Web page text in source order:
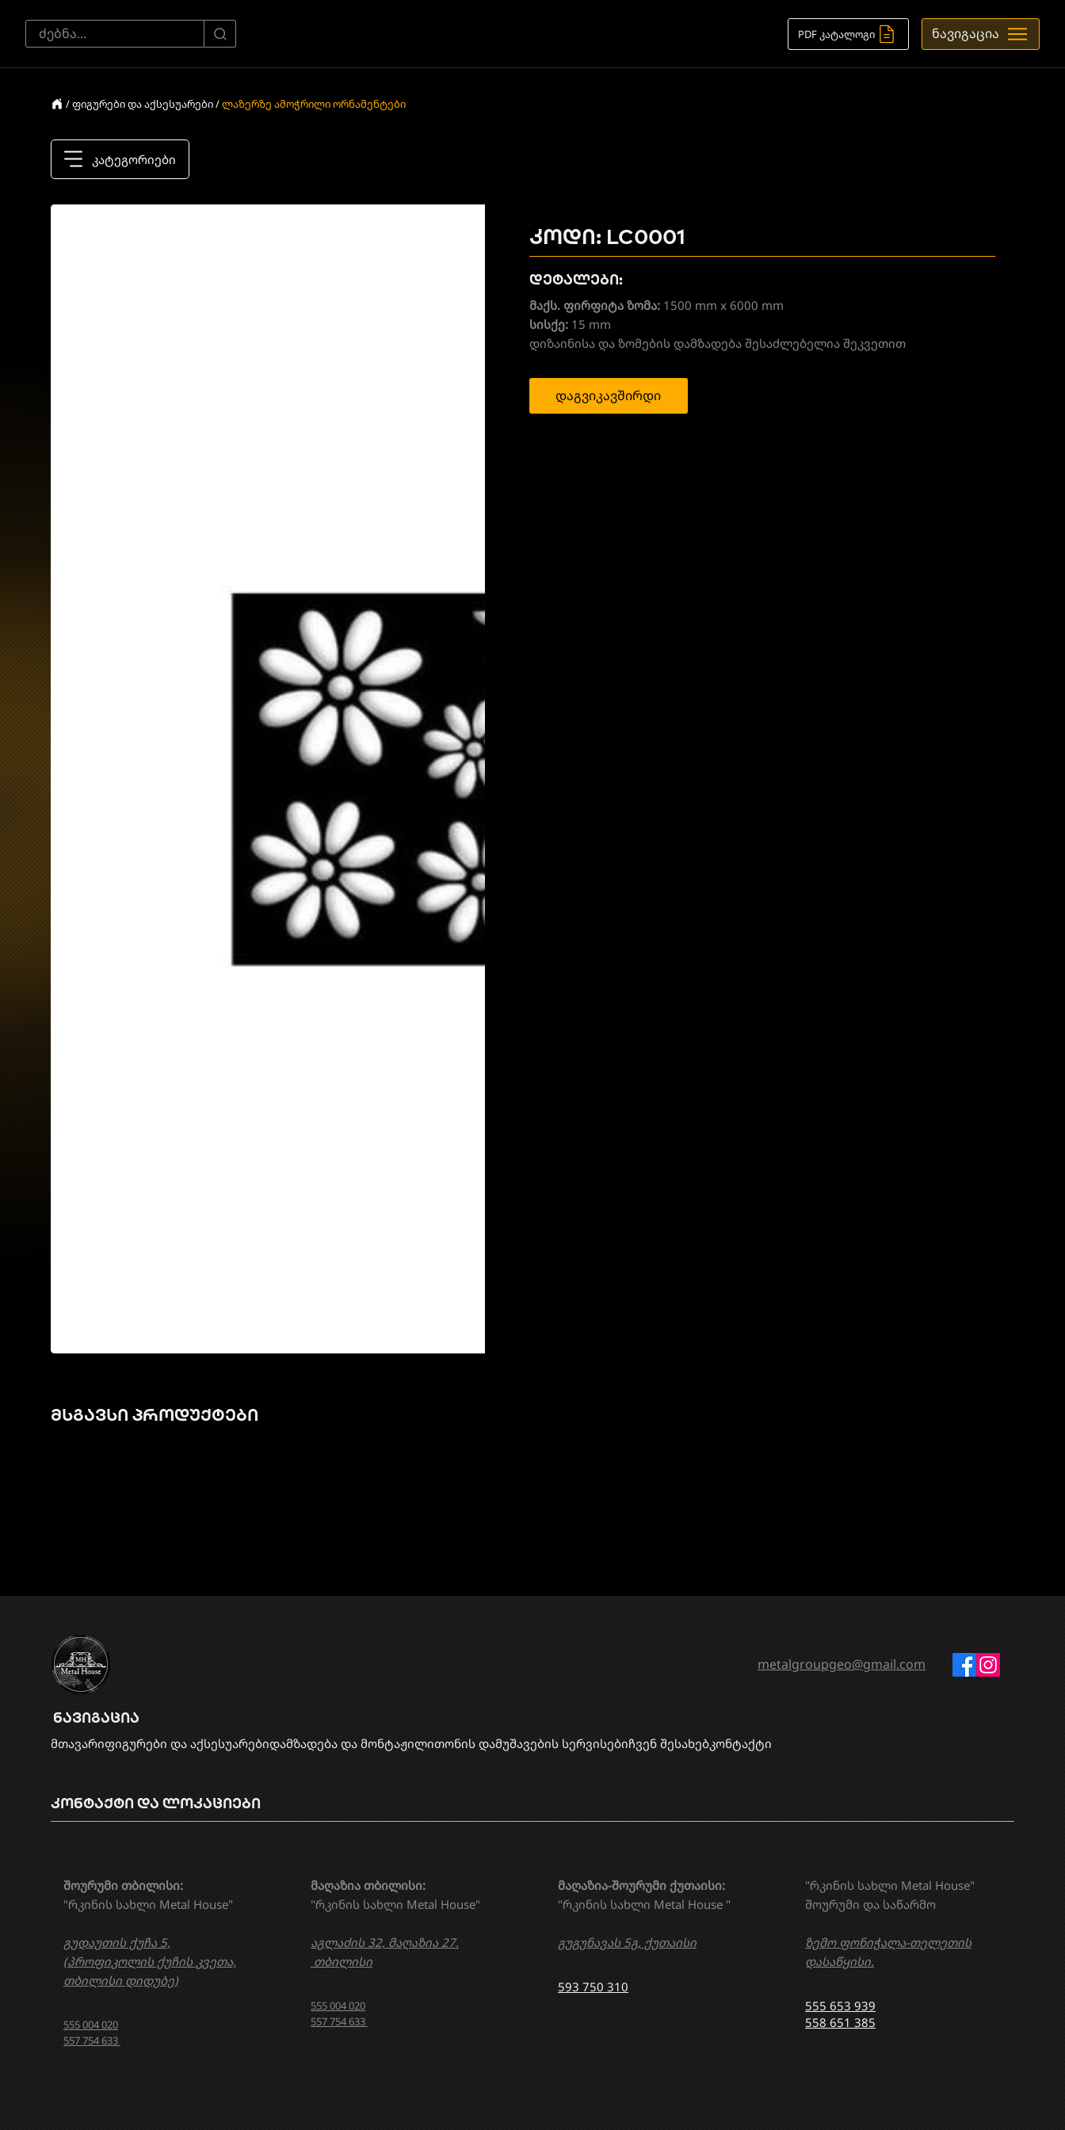
PDF კატალოგი ნავიგაცია
/ ფიგურები და აქსესუარები /ლაზერზე ამოჭრილი ორნამენტები
კატეგორიები
კოდი: LC0001
დეტალები:
მაქს. ფირფიტა ზომა:1500 mm x 6000 mm
სისქე: 15 mm
დიზაინისა და ზომების დამზადება შესაძლებელია შეკვეთით
დაგვიკავშირდი
მსგავსი პროდუქტები
ნავიგაცია
მთავარიფიგურები და აქსესუარებიდამზადება და მონტაჟი​ლითონის დამუშავების სერვისებიჩვენ შესახებკონტაქტი
"რკინის სახლი Metal House"
შოურუმი და საწარმო
ზემო ფონიჭალა-თელეთის
დასაწყისი.
555 653 939
558 651 385
მაღაზია თბილისი:
"რკინის სახლი Metal House"
აგლაძის 32, მაღაზია 27.
თბილისი
555 004 020
557 754 633
მაღაზია-შოურუმი ქუთაისი:
"რკინის სახლი Metal House "
გუგუნავას 5გ, ქუთაისი
593 750 310
შოურუმი თბილისი:
"რკინის სახლი Metal House"
გუდაუთის ქუჩა 5,
(პროფიკოლის ქუჩის კვეთა,
თბილისი დიდუბე)
555 004 020
557 754 633
კონტაქტი და ლოკაციები
metalgroupgeo@gmail.com